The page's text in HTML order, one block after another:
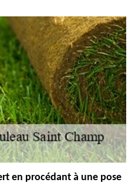
en procédant à une pose